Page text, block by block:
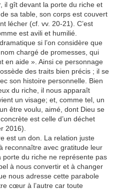
il gît devant la porte du riche et
sa table, son corps est couvert
lécher (cf. vv. 20-21). C’est
est avili et humilié.
si l’on considère que
chargé de promesses, qui
en aide ». Ainsi ce personnage
des traits bien précis ; il se
son histoire personnelle. Bien
du riche, il nous apparaît
un visage; et, comme tel, un
être voulu, aimé, dont Dieu se
est celle d’un déchet
2016).
est un don. La relation juste
reconnaître avec gratitude leur
porte du riche ne représente pas
à nous convertir et à changer
nous adresse cette parabole
cœur à l’autre car toute